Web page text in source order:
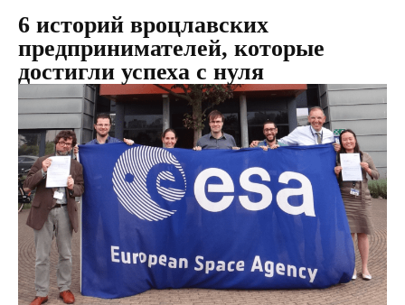
6 историй вроцлавских
предпринимателей, которые
достигли успеха с нуля